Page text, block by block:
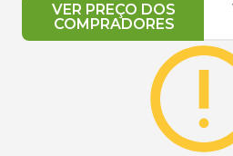
VER PREÇO DOS
COMPRADORES